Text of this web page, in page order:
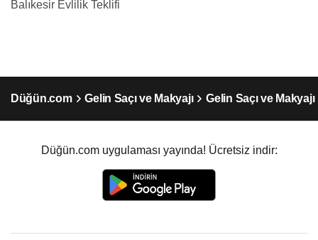
Balıkesir Evlilik Teklifi
Düğün.com Gelin Saçı ve Makyajı Gelin Saçı ve
Düğün.com uygulaması yayında! Ücretsiz indir: